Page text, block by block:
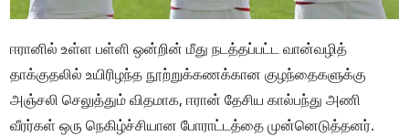
ஈரானில் உள்ள பள்ளி ஒன்றின் மீது நடத்தப்பட்ட வான்வழித்
தாக்குதலில் உயிரிழந்த நூற்றுக்கணக்கான குழந்தைகளுக்கு
அஞ்சலி செலுத்தும் விதமாக, ஈரான் தேசிய கால்பந்து அணி
வீரர்கள் ஒரு நெகிழ்ச்சியான போராட்டத்தை முன்னெடுத்தனர்.